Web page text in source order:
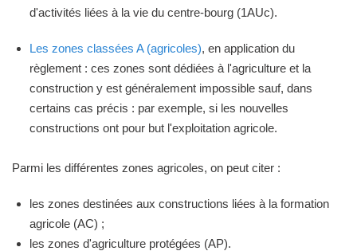
d'activités liées à la vie du centre-bourg (1AUc).
Les zones classées A (agricoles), en application du
règlement : ces zones sont dédiées à l'agriculture et la
construction y est généralement impossible sauf, dans
certains cas précis : par exemple, si les nouvelles
constructions ont pour but l'exploitation agricole.
Parmi les différentes zones agricoles, on peut citer :
les zones destinées aux constructions liées à la formation
agricole (AC) ;
les zones d'agriculture protégées (AP).